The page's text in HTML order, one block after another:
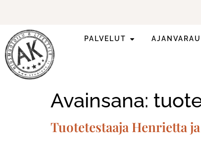
PALVELUT
Avainsana:
Tuotetestaaja Henrietta